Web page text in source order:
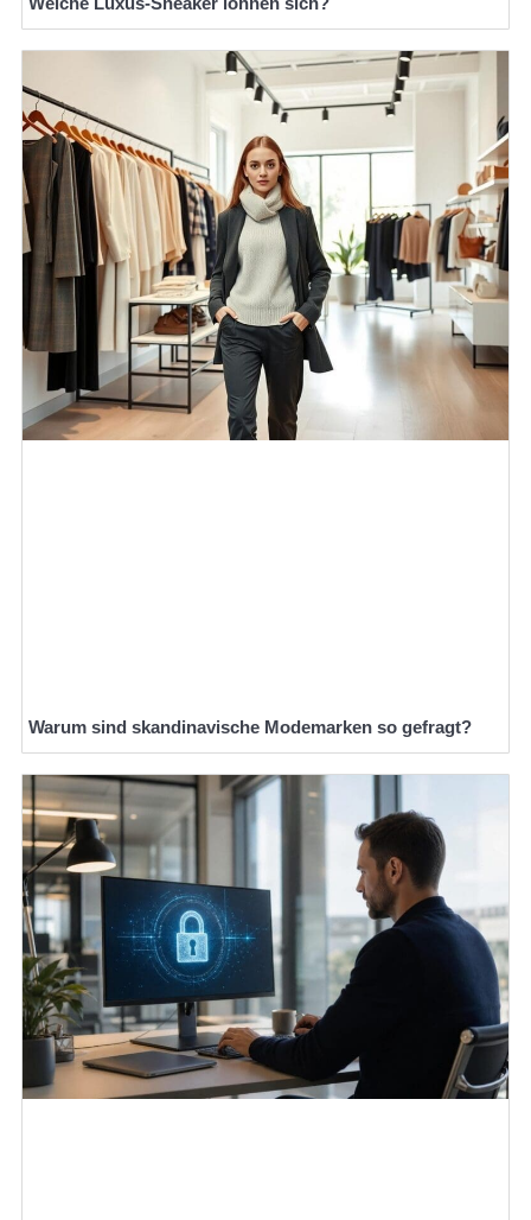
Warum sind skandinavische Modemarken so gefragt?